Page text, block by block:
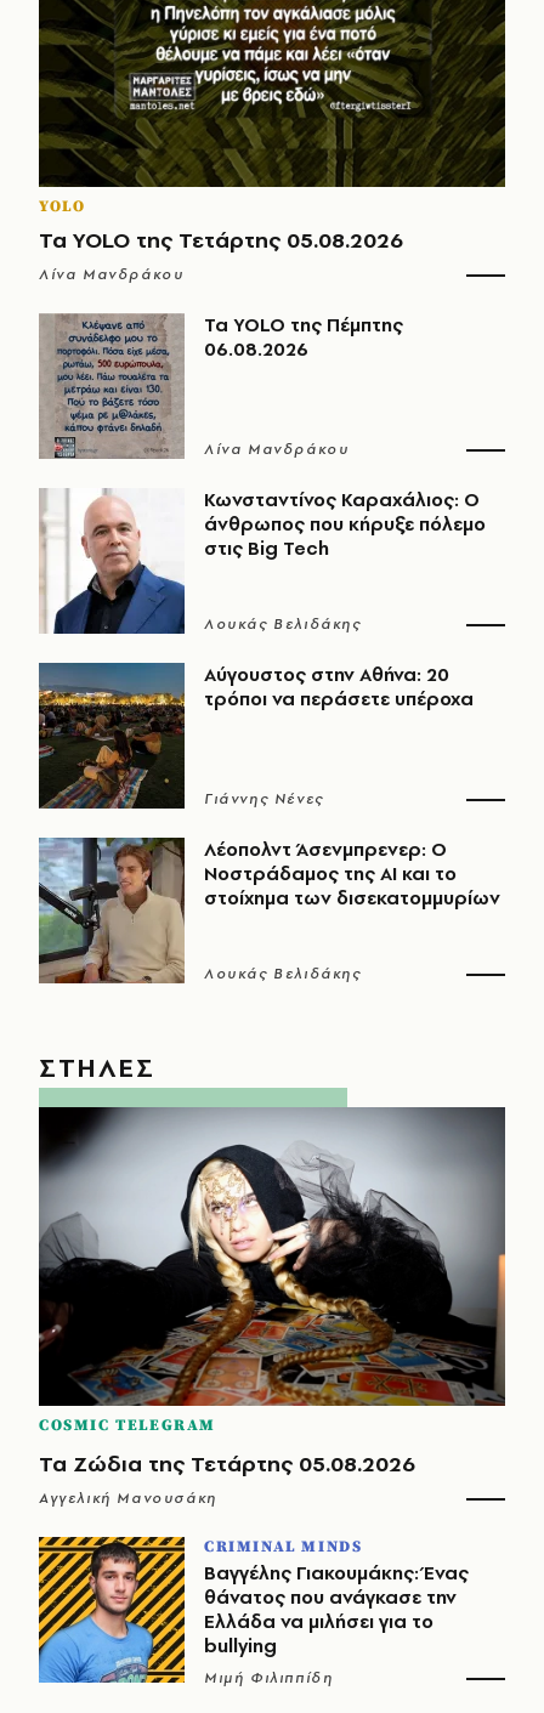
YOLO
Τα YOLO της Τετάρτης 05.08.2026
Λίνα Μανδράκου
Τα YOLO της Πέμπτης
06.08.2026
Λίνα Μανδράκου
Κωνσταντίνος Καραχάλιος: Ο
άνθρωπος που κήρυξε πόλεμο
στις Big Tech
Λουκάς Βελιδάκης
Αύγουστος στην Αθήνα: 20
τρόποι να περάσετε υπέροχα
Γιάννης Νένες
Λέοπολντ Άσενμπρενερ: Ο
Νοστράδαμος της AI και το
στοίχημα των δισεκατομμυρίων
Λουκάς Βελιδάκης
ΣΤΗΛΕΣ
COSMIC TELEGRAM
Τα Ζώδια της Τετάρτης 05.08.2026
Αγγελική Μανουσάκη
CRIMINAL MINDS
Βαγγέλης Γιακουμάκης: Ένας
θάνατος που ανάγκασε την
Ελλάδα να μιλήσει για το
bullying
Μιμή Φιλιππίδη